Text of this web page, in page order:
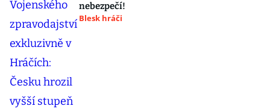
nebezpečí!
Blesk hráči